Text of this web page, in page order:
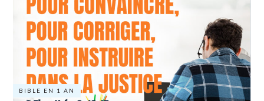
BIBLE EN 1 AN